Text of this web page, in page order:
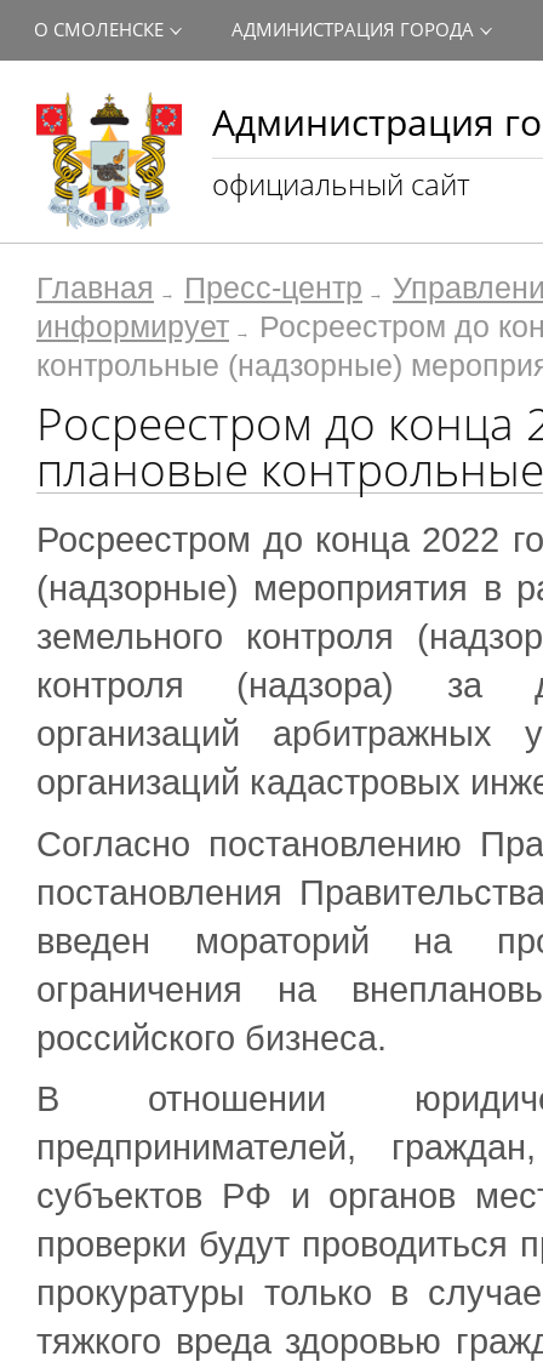
Администрация
официальный сайт
О СМОЛЕНСКЕ АДМИНИСТРАЦИЯ ГОРОДА
Главная Пресс-центр
информирует
Росреестром до
контрольные (надзорные)
Росреестром до конца
плановые
Росреестром до конца 2022
(надзорные) мероприятия в
земельного контроля
контроля (надзора) за
организаций арбитражных
организаций кадастровых
Согласно постановлению
постановления
введен мораторий на
ограничения на
российского бизнеса.
В отношении
предпринимателей,
субъектов РФ и органов
проверки будут проводиться
прокуратуры только в
тяжкого вреда здоровью